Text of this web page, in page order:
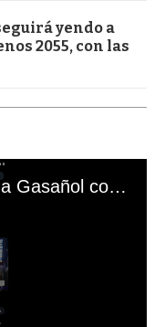
yendo a
2055, con las
El mal momento de Yanina Gasañol con un hincha argentino en "Subrayado"